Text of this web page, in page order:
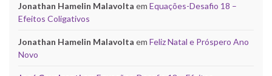
Jonathan Hamelin Malavolta em Equações-Desafio 18 –
Efeitos Coligativos
Jonathan Hamelin Malavolta em Feliz Natal e Próspero Ano
Novo